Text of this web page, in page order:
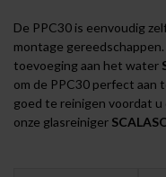
De PPC30 is eenvoudig
montage gereedschappen
toevoeging aan het water
om de PPC30 perfect aan
goed te reinigen voordat
onze glasreiniger